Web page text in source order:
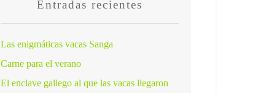
Entradas recientes
Las enigmáticas vacas Sanga
Carne para el verano
El enclave gallego al que las vacas llegaron